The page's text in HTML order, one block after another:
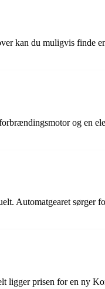
kan du muligvis finde
og en
Automatgearet
prisen for en ny